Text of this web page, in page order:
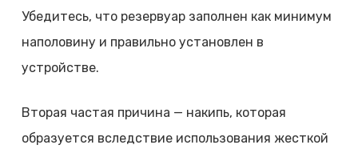
Убедитесь, что резервуар заполнен как минимум
наполовину и правильно установлен в
устройстве.
Вторая частая причина — накипь, которая
образуется вследствие использования жесткой